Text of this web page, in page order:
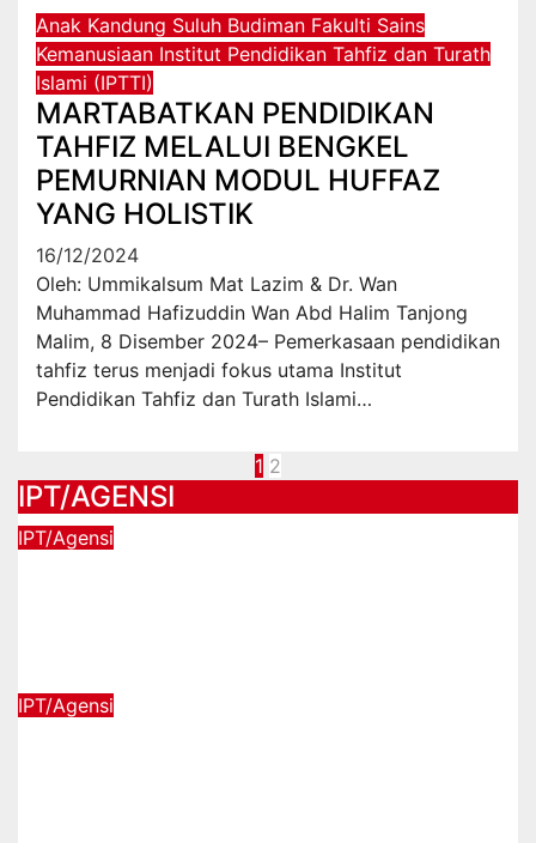
Anak Kandung Suluh Budiman Fakulti Sains
Kemanusiaan Institut Pendidikan Tahfiz dan Turath
Islami (IPTTI)
MARTABATKAN PENDIDIKAN
TAHFIZ MELALUI BENGKEL
PEMURNIAN MODUL HUFFAZ
YANG HOLISTIK
16/12/2024
Oleh: Ummikalsum Mat Lazim & Dr. Wan
Muhammad Hafizuddin Wan Abd Halim Tanjong
Malim, 8 Disember 2024– Pemerkasaan pendidikan
tahfiz terus menjadi fokus utama Institut
Pendidikan Tahfiz dan Turath Islami…
Navigasi
kiriman
1 2
IPT/AGENSI
IPT/Agensi
IPT/Agensi